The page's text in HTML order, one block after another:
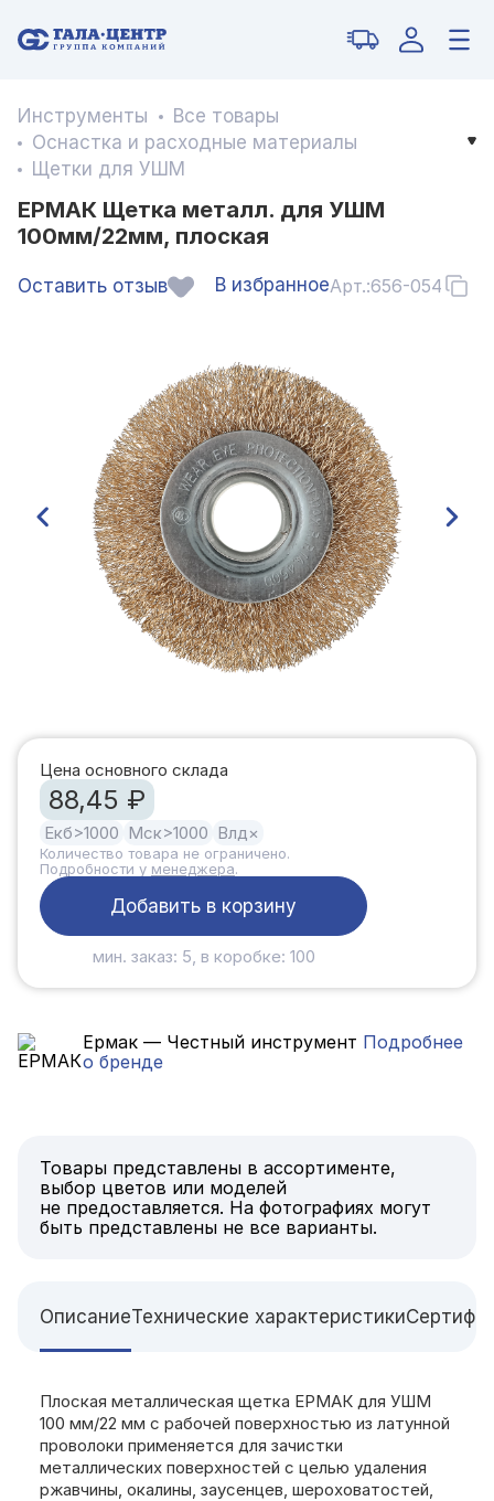
Инструменты
Все товары
Оснастка и расходные материалы
Щетки для УШМ
ЕРМАК Щетка металл. для УШМ
100мм/22мм, плоская
Оставить отзыв В избранноеАрт.:656-054
Цена основного склада
88,45 ₽
Екб>1000 Мск>1000 Влд ×
Количество товара не ограничено.
Подробности у менеджера.
Добавить в корзину
мин. заказ: 5, в коробке: 100
Ермак — Честный инструмент Подробнее
о бренде
Товары представлены в ассортименте,
выбор цветов или моделей
не предоставляется. На фотографиях могут
быть представлены не все варианты.
ОписаниеТехнические характеристики
Плоская металлическая щетка ЕРМАК для УШМ
100 мм/22 мм с рабочей поверхностью из латунной
проволоки применяется для зачистки
металлических поверхностей с целью удаления
ржавчины, окалины, заусенцев, шероховатостей,